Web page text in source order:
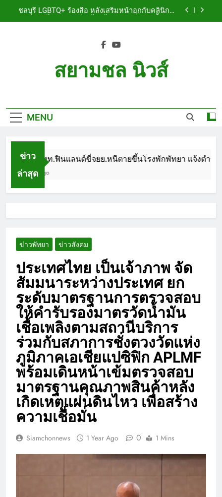
ชลบุรี LGBTQ+ ร้องสื่อ หลังเสริมหน้าอกกับคลินิกชื่อ
ก่อนพบเป็นศพเปลือยยัดกระเป๋า ทิ้งริมทางรถไฟ รวบ
คาสนามบินขณะเตรียมบินกลับประเทศ
ล้าน ปรับ ห้องประชุม–ห้องผู้บริหาร
ชลบุรี นทท.ฟินแลนด์ขี่จยย.หนีตายขึ้นโรงพักพัทยา
รับผิดชอบ พร้อมเตือนอย่าหลงเชื่อรีวิวราคาถูก
ชลบุรี หนุ่มใหญ่ออสซี่พาสาวไทยวัย 17 เข้าคอนโด
ชลบุรี ฉลุยก่อนหมดวาระ! สภาเมืองพัทยา ผ่านงบ 5.7
สยามชล นิวส์
MENU
ข่าว
ล่าสุด
ชลบุรี นทท.ฟินแลนด์ขี่จยย.หนีตายขึ้นโรงพักพัทยา แจ้งตำรวจช่
1 Month Ago
ข่าวพัทยา ข่าวสังคม
ประเทศไทย เป็นเจ้าภาพ จัด
สัมมนาระหว่างประเทศ ยก
ระดับมาตรฐานการตรวจสอบ
ให้คำรับรองมาตรวัดน้ำมัน
เชื้อเพลิงตามสถานีบริการ
ร่วมกับสภาการชั่งตวงวัดแห่ง
ภูมิภาคเอเชียแปซิฟิก APLMF
พร้อมเดินหน้าเข้มตรวจสอบ
มาตรฐานคุณภาพสินค้าหลัง
เกิดเหตุแผ่นดินไหว เพื่อสร้าง
ความเชื่อมั่น
Siamchonnews 1 Year Ago 0 1 Mins